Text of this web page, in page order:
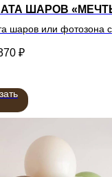
ШАРОВ
шаров или фотозона с
₽